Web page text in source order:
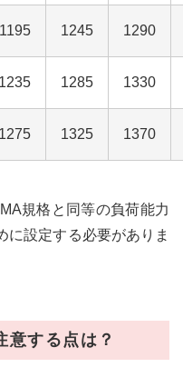
1195 1245 1290
1235 1285 1330
1275 1325 1370
規格と同等の負荷能力
に設定する必要がありま
意する点は？